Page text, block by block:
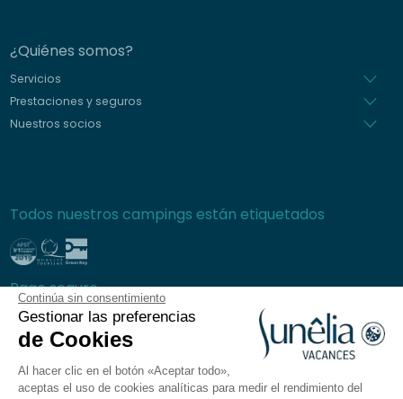
Continúa sin consentimiento
Gestionar las preferencias
de Cookies
Al hacer clic en el botón «Aceptar todo»,
aceptas el uso de cookies analíticas para medir el rendimiento del
¿Quiénes somos?
Servicios
Prestaciones y seguros
Nuestros socios
Todos nuestros campings están etiquetados
Pago seguro
Preguntas frecuentes